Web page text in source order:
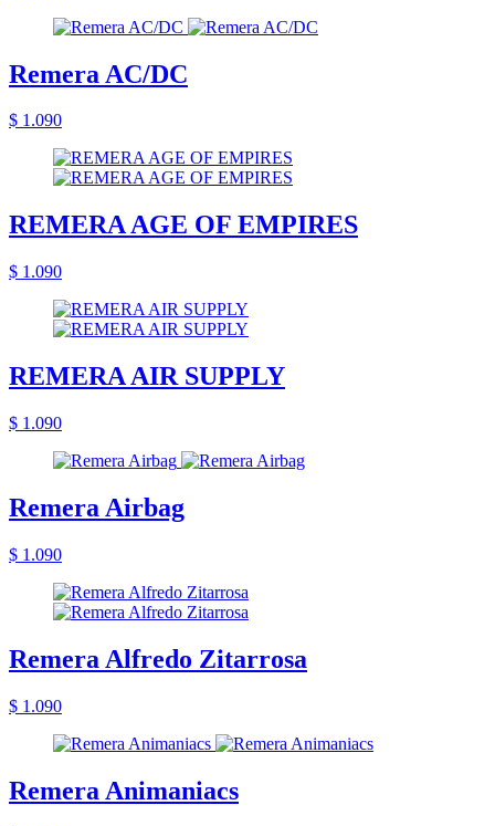
Remera AC/DC
$ 1.090
REMERA AGE OF EMPIRES
$ 1.090
REMERA AIR SUPPLY
$ 1.090
Remera Airbag
$ 1.090
Remera Alfredo Zitarrosa
$ 1.090
Remera Animaniacs